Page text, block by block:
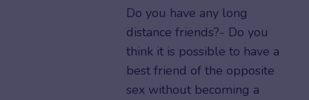
Do you have any long
distance friends?- Do you
think it is possible to have a
best friend of the opposite
sex without becoming a